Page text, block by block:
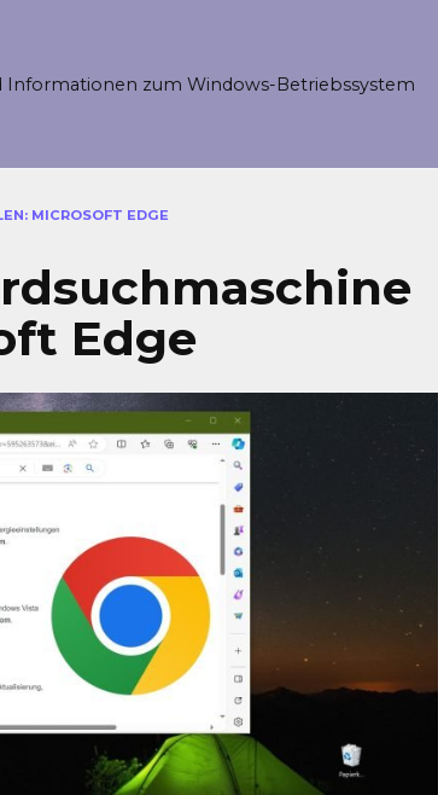
Informationen zum Windows-Betriebssystem
MICROSOFT EDGE
Edge